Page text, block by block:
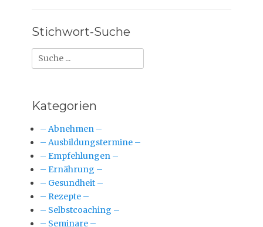
Stichwort-Suche
Suche
nach:
Kategorien
– Abnehmen –
– Ausbildungstermine –
– Empfehlungen –
– Ernährung –
– Gesundheit –
– Rezepte –
– Selbstcoaching –
– Seminare –